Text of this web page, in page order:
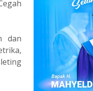
dan